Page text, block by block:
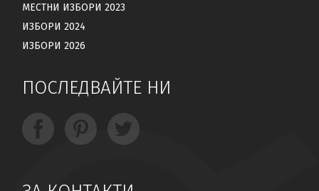
МЕСТНИ ИЗБОРИ 2023
ИЗБОРИ 2024
ИЗБОРИ 2026
ПОСЛЕДВАЙТЕ НИ